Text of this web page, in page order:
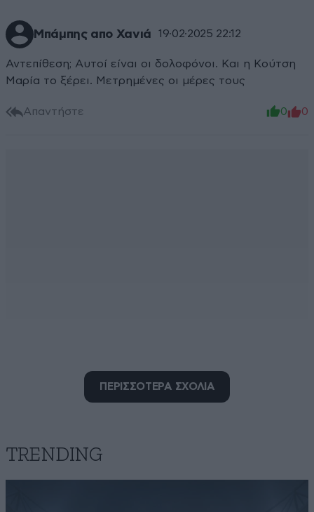
Μπάμπης απο Χανιά 19·02·2025 22:12
Αντεπίθεση; Αυτοί είναι οι δολοφόνοι. Και η Κούτση
Μαρία το ξέρει. Μετρημένες οι μέρες τους
Απαντήστε 0 0
19·02·2025 18:36
και πως σκέφτεστε. Το ποιος θα τα βρει από τον Θεό
ΠΕΡΙΣΣΟΤΕΡΑ ΣΧΟΛΙΑ
TRENDING